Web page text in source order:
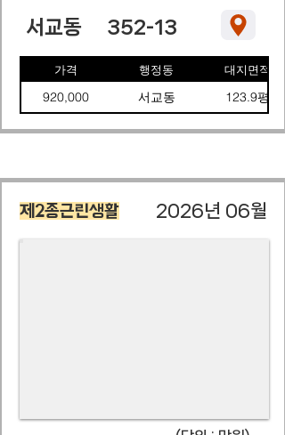
서교동 352-13
가격 행정동 대지면적
920,000 서교동 123.9평
제2종근린생활 2026년 06월